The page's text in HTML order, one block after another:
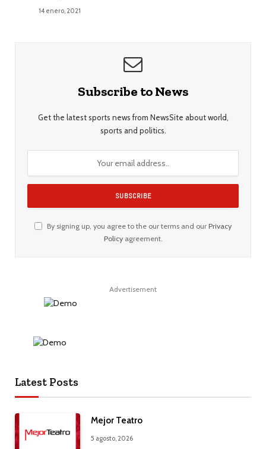
14 enero, 2021
Subscribe to News
Get the latest sports news from NewsSite about world,
sports and politics.
By signing up, you agree to the our terms and our Privacy
Policyagreement.
Advertisement
Latest Posts
Mejor Teatro
5 agosto, 2026